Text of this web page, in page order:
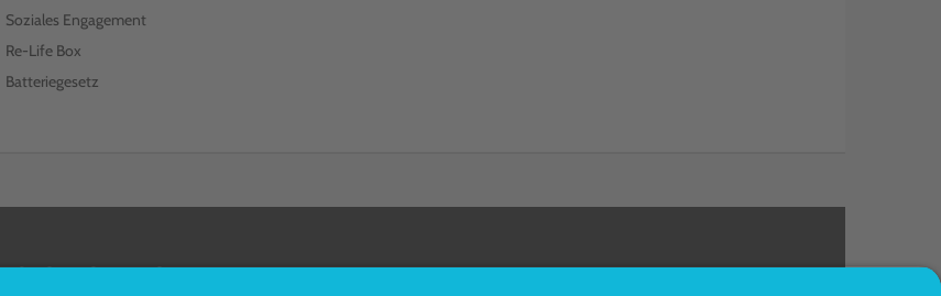
Soziales Engagement
Re-Life Box
Batteriegesetz
FOLGEN SIE UNS